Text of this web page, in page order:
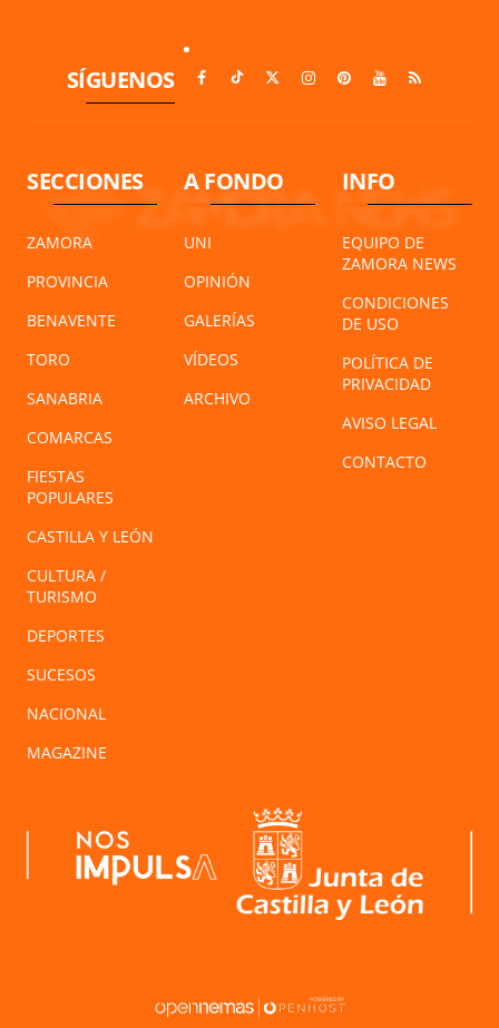
SÍGUENOS
SECCIONES
ZAMORA
PROVINCIA
BENAVENTE
TORO
SANABRIA
COMARCAS
FIESTAS
POPULARES
CASTILLA Y LEÓN
CULTURA /
TURISMO
DEPORTES
SUCESOS
NACIONAL
MAGAZINE
A FONDO
UNI
OPINIÓN
GALERÍAS
VÍDEOS
ARCHIVO
INFO
EQUIPO DE
ZAMORA NEWS
CONDICIONES
DE USO
POLÍTICA DE
PRIVACIDAD
AVISO LEGAL
CONTACTO